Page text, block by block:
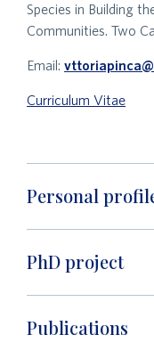
Species in Building
Communities. Two
Email:
Curriculum Vitae
Personal
PhD project
Publications